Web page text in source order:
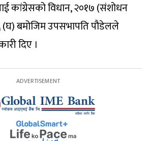
कांग्रेसको विधान, २०१७ (संशोधन
(घ) बमोजिम उपसभापति पौडेलले
दिए ।